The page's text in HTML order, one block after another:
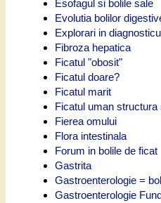
Esofagul si bolile sale
Evolutia bolilor
Explorari in
Fibroza hepatica
Ficatul "obosit"
Ficatul doare?
Ficatul marit
Ficatul uman structura
Fierea omului
Flora intestinala
Forum in bolile de ficat
Gastrita
Gastroenterologie =
Gastroenterologie